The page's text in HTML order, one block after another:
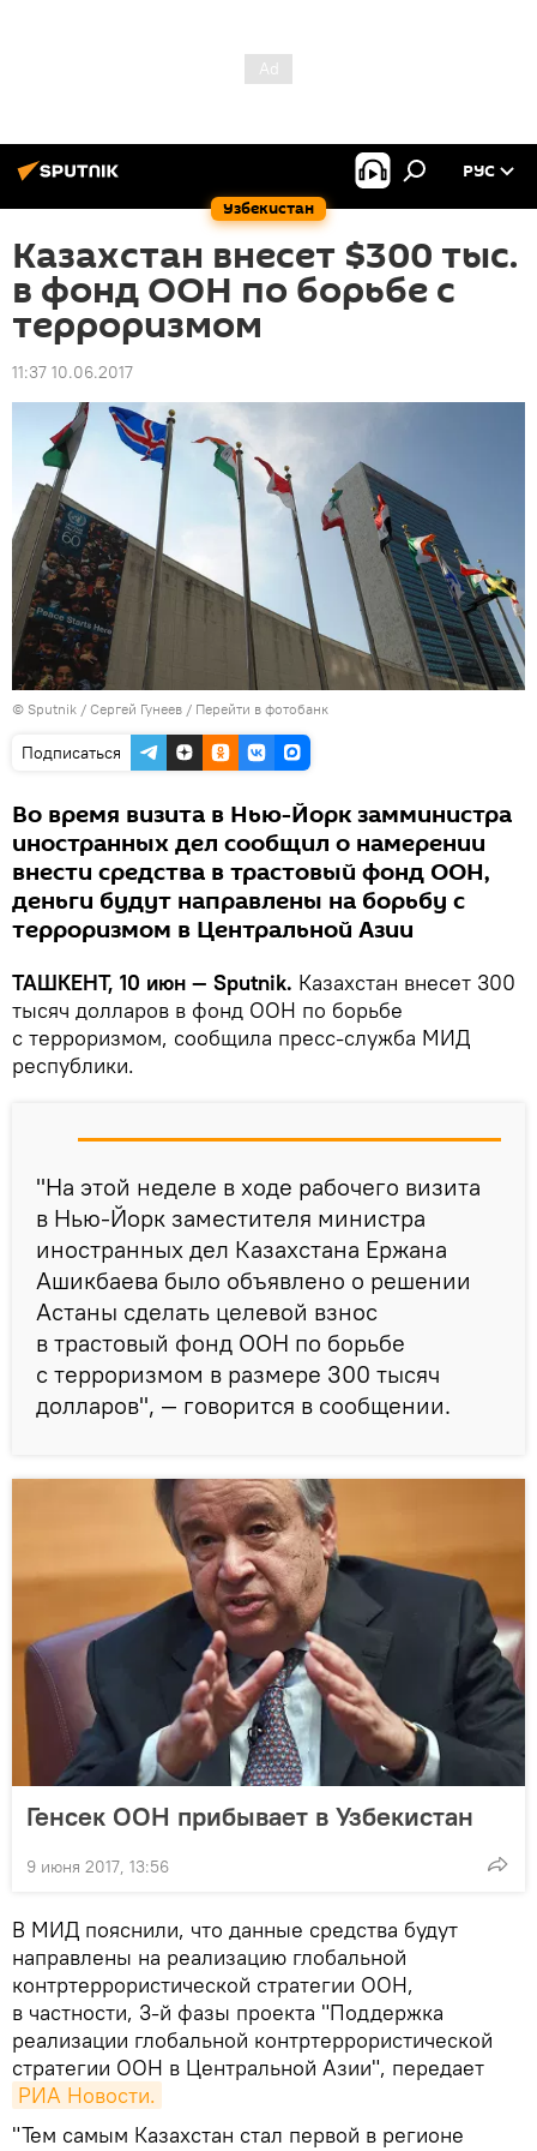
Узбекистан
РУС
Казахстан внесет $300 тыс.
в фонд ООН по борьбе с
терроризмом
11:37 10.06.2017
© Sputnik / Сергей Гунеев / Перейти в фотобанк
Подписаться
Во время визита в Нью-Йорк замминистра
иностранных дел сообщил о намерении
внести средства в трастовый фонд ООН,
деньги будут направлены на борьбу с
терроризмом в Центральной Азии
ТАШКЕНТ, 10 июн — Sputnik. Казахстан внесет 300
тысяч долларов в фонд ООН по борьбе
с терроризмом, сообщила пресс-служба МИД
республики.
"На этой неделе в ходе рабочего визита
в Нью-Йорк заместителя министра
иностранных дел Казахстана Ержана
Ашикбаева было объявлено о решении
Астаны сделать целевой взнос
в трастовый фонд ООН по борьбе
с терроризмом в размере 300 тысяч
долларов", — говорится в сообщении.
Генсек ООН прибывает в Узбекистан
9 июня 2017, 13:56
В МИД пояснили, что данные средства будут
направлены на реализацию глобальной
контртеррористической стратегии ООН,
в частности, 3-й фазы проекта "Поддержка
реализации глобальной контртеррористической
стратегии ООН в Центральной Азии", передает
РИА Новости.
"Тем самым Казахстан стал первой в регионе